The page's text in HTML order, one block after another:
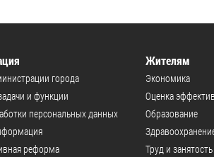
города
и функции
персональных данных
реформа
Жителям
Экономика
Оценка
Образование
Труд и занятость